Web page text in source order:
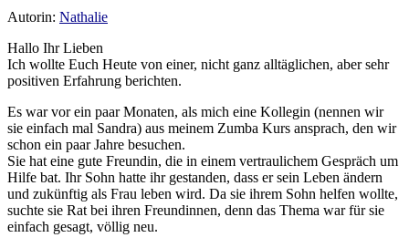
Autorin: Nathalie
Hallo Ihr Lieben
Ich wollte Euch Heute von einer, nicht ganz alltäglichen, aber sehr
positiven Erfahrung berichten.
Es war vor ein paar Monaten, als mich eine Kollegin (nennen wir
sie einfach mal Sandra) aus meinem Zumba Kurs ansprach, den wir
schon ein paar Jahre besuchen.
Sie hat eine gute Freundin, die in einem vertraulichem Gespräch um
Hilfe bat. Ihr Sohn hatte ihr gestanden, dass er sein Leben ändern
und zukünftig als Frau leben wird. Da sie ihrem Sohn helfen wollte,
suchte sie Rat bei ihren Freundinnen, denn das Thema war für sie
einfach gesagt, völlig neu.